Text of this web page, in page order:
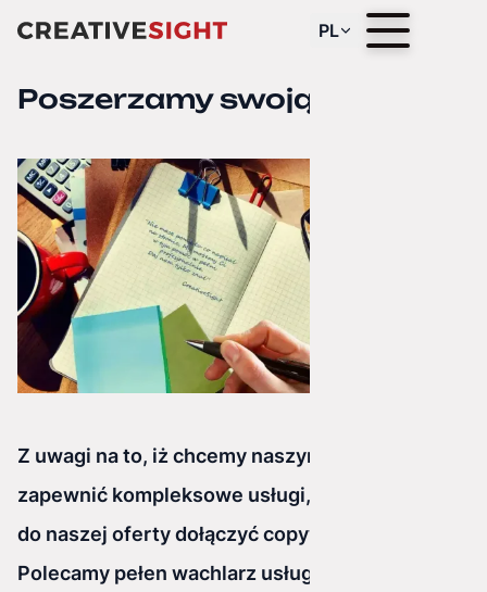
PL
Poszerzamy swoją ofertę
Z uwagi na to, iż chcemy naszym klientom
zapewnić kompleksowe usługi, postanowiliśmy
do naszej oferty dołączyć copywriting.
Polecamy pełen wachlarz usług w zakresie tej